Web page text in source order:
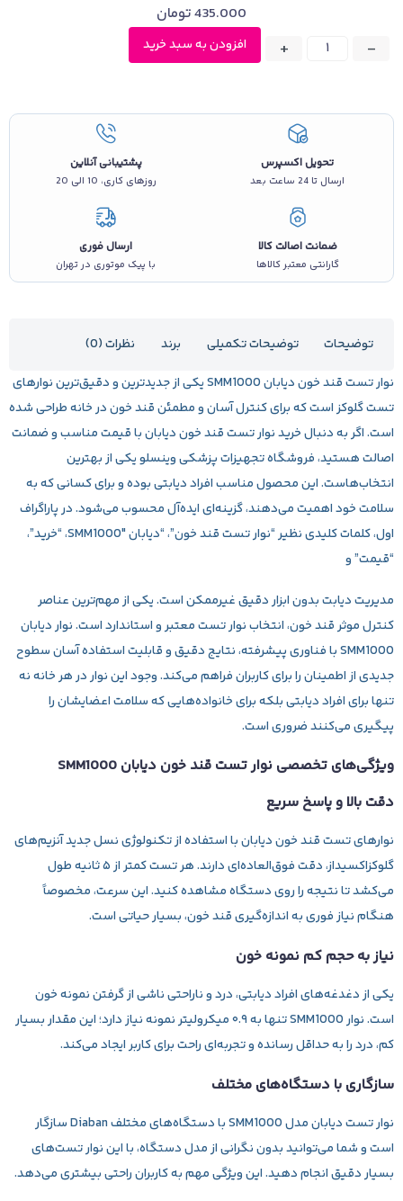
تحویل اکسپرس
ارسال تا 24 ساعت بعد
پشتیبانی آنلاین
روزهای کاری، 10 الی 20
ضمانت اصالت کالا
گارانتی معتبر کالاها
ارسال فوری
با پیک موتوری در تهران
435.000تومان
-
+ افزودن به سبد خرید
توضیحات توضیحات تکمیلی برند
نظرات (0)
نوار تستقند خون دیابان SMM1000
یکی از جدیدترین و دقیق‌ترین نوارهای
تست گلوکز است که برای کنترل آسان و مطمئن قند خون در خانه طراحی شده
است. اگر به دنبالخرید نوار تست قند خون دیابانبا قیمت مناسب و ضمانت
اصالت هستید، فروشگاه تجهیزات پزشکیوینسلویکی از بهترین
انتخاب‌هاست. این محصول مناسب افراد دیابتی بوده و برای کسانی که به
سلامت خود اهمیت می‌دهند، گزینه‌ای ایده‌آل محسوب می‌شود. در پاراگراف
اول، کلمات کلیدی نظیر “نوار تست قند خون”، “دیابان SMM1000″، “خرید”،
“قیمت” و
مدیریت دیابت بدون ابزار دقیق غیرممکن است. یکی از مهم‌ترین عناصر
کنترل موثر قند خون، انتخاب نوار تست معتبر و استاندارد است. نوار دیابان
SMM1000 با فناوری پیشرفته، نتایج دقیق و قابلیت استفاده آسان سطوح
جدیدی از اطمینان را برای کاربران فراهم می‌کند. وجود این نوار در هر خانه نه
تنها برای افراد دیابتی بلکه برای خانواده‌هایی که سلامت اعضایشان را
پیگیری می‌کنند ضروری است.
ویژگی‌های تخصصی نوار تست قند خون دیابان SMM1000
دقت بالا و پاسخ سریع
نوارهای تست قند خون دیابان با استفاده از تکنولوژی نسل جدید آنزیم‌های
گلوکزاکسیداز، دقت فوق‌العاده‌ای دارند. هر تست کمتر از ۵ ثانیه طول
می‌کشد تا نتیجه را روی دستگاه مشاهده کنید. این سرعت، مخصوصاً
هنگام نیاز فوری به اندازه‌گیری قند خون، بسیار حیاتی است.
نیاز به حجم کم نمونه خون
یکی از دغدغه‌های افراد دیابتی، درد و ناراحتی ناشی از گرفتن نمونه خون
است. نوار SMM1000 تنها به ۰.۹ میکرولیتر نمونه نیاز دارد؛ این مقدار بسیار
کم، درد را به حداقل رسانده و تجربه‌ای راحت برای کاربر ایجاد می‌کند.
سازگاری با دستگاه‌های مختلف
نوار تست دیابان مدل SMM1000 با دستگاه‌های مختلف Diaban سازگار
است و شما می‌توانید بدون نگرانی از مدل دستگاه، با این نوار تست‌های
بسیار دقیق انجام دهید. این ویژگی مهم به کاربران راحتی بیشتری می‌دهد.